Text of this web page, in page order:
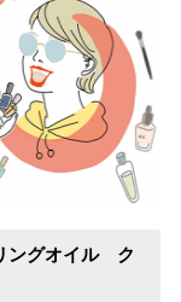
ングオイル ク